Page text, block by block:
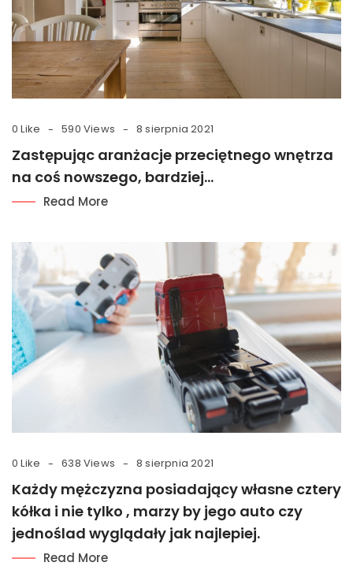
0 Like 590 Views 8 sierpnia 2021
Zastępując aranżacje przeciętnego wnętrza
na coś nowszego, bardziej…
Read More
0 Like 638 Views 8 sierpnia 2021
Każdy mężczyzna posiadający własne cztery
kółka i nie tylko , marzy by jego auto czy
jednoślad wyglądały jak najlepiej.
Read More